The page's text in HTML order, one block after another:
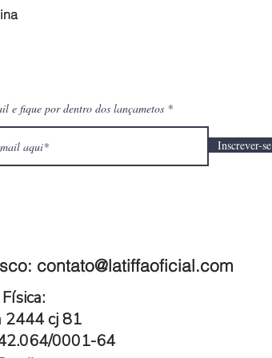
e fique por dentro dos lançametos
Inscrever-se
contato@latiffaoficial.com
2444 cj 81
0001-64